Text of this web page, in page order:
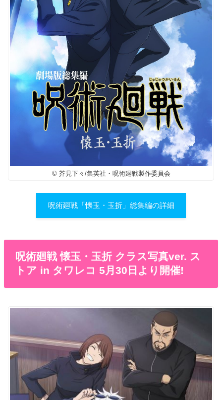
© 芥見下々/集英社・呪術廻戦製作委員会
呪術廻戦「懐玉・玉折」総集編の詳細
呪術廻戦 懐玉・玉折 クラス写真ver. ス
トア in タワレコ 5月30日より開催!